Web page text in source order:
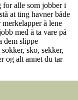
for alle som jobber i
at ting havner både
å lene
med å ta vare på
dem slippe
sko, sekker,
og alt annet du tar